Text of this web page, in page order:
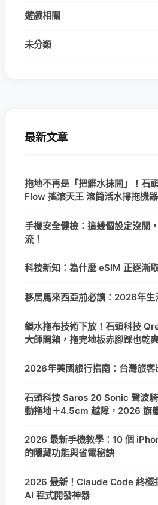
遊戲相關
未分類
最新文章
拖地不再是「把髒水抹開」！石
Flow 搖滾天王 滾筒活水掃拖機
手機安全健檢：這幾個設定沒關
流！
科技新知：為什麼 eSIM 正逐漸
移居馬來西亞前必讀：2026年生
鎖水拖布技術下放！石頭科技
大師開箱，拖完地板赤腳踩也乾
2026年美國旅行指南：台灣旅客
石頭科技 Saros 20 Sonic 聲波
動拖地＋4.5cm 越障，2026 旗
2026 最新手機教學：10 個
的隱藏功能與省電秘訣
2026 最新！Claude Code 終極
AI 程式開發神器